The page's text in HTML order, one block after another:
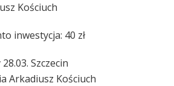
Kościuch
inwestycja: 40 zł
Szczecin
Arkadiusz Kościuch